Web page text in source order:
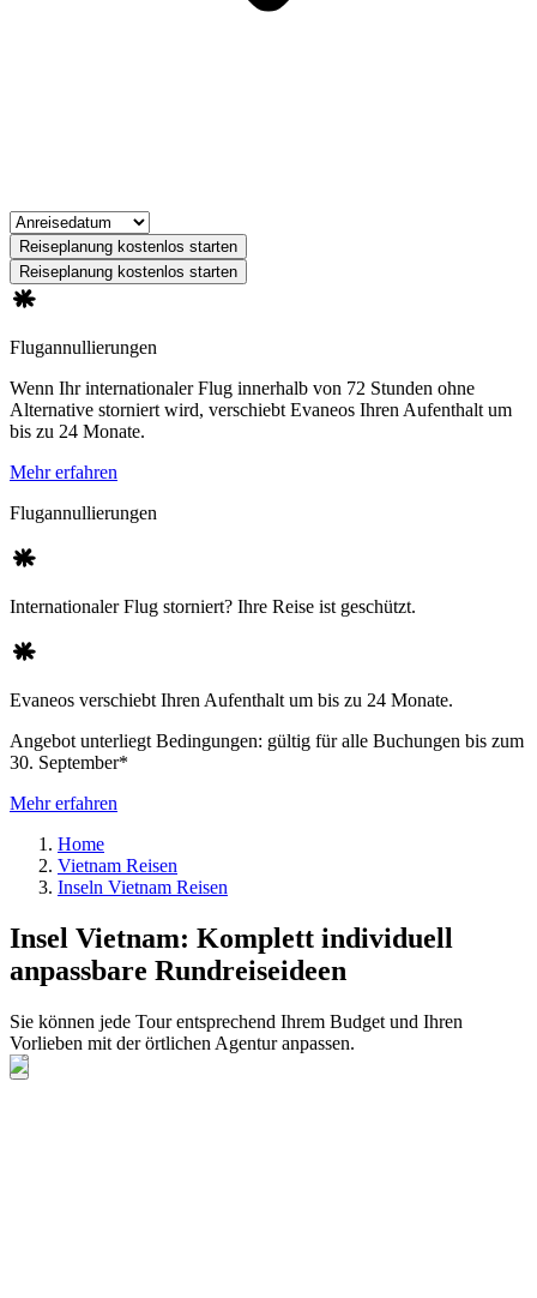
Reiseplanung kostenlos starten
Reiseplanung kostenlos starten
Flugannullierungen
Wenn Ihr internationaler Flug innerhalb von 72 Stunden ohne
Alternative storniert wird, verschiebt Evaneos Ihren Aufenthalt um
bis zu 24 Monate.
Mehr erfahren
Flugannullierungen
Internationaler Flug storniert? Ihre Reise ist geschützt.
Evaneos verschiebt Ihren Aufenthalt um bis zu 24 Monate.
Angebot unterliegt Bedingungen: gültig für alle Buchungen bis zum
30. September*
Mehr erfahren
Home
Vietnam Reisen
Inseln Vietnam Reisen
Insel Vietnam: Komplett individuell
anpassbare Rundreiseideen
Sie können jede Tour entsprechend Ihrem Budget und Ihren
Vorlieben mit der örtlichen Agentur anpassen.